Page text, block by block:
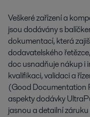
Veškeré zařízení a
jsou dodávány s
dokumentací, která
dodavatelského
doc usnadňuje nákup i
kvalifikaci, validaci a
(Good Documentation
aspekty dodávky
jasnou a detailní záruku